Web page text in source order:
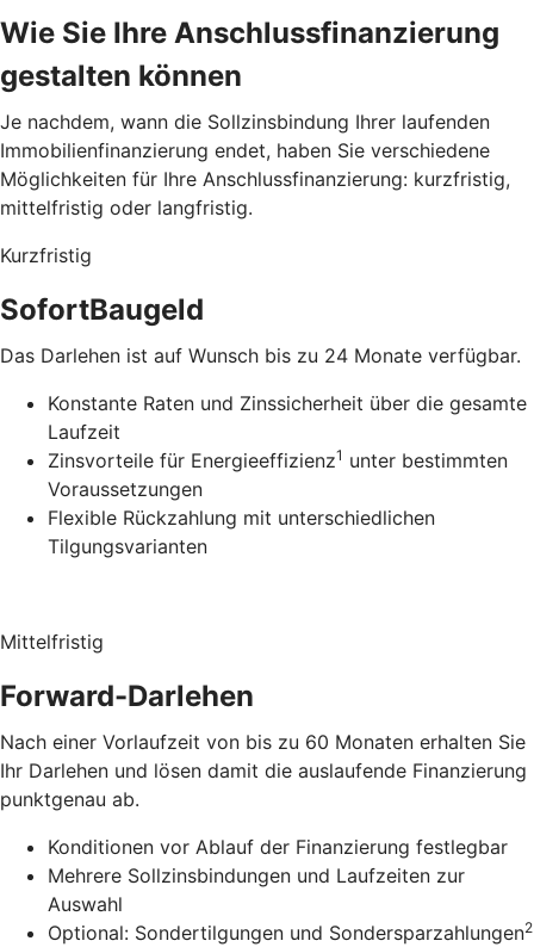
Wie Sie Ihre Anschlussfinanzierung
gestalten können
Je nachdem, wann die Sollzinsbindung Ihrer laufenden
Immobilienfinanzierung endet, haben Sie verschiedene
Möglichkeiten für Ihre Anschlussfinanzierung: kurzfristig,
mittelfristig oder langfristig.
Kurzfristig
SofortBaugeld
Das Darlehen ist auf Wunsch bis zu 24 Monate verfügbar.
Konstante Raten und Zinssicherheit über die gesamte
Laufzeit
Zinsvorteile für Energieeffizienz1 unter bestimmten
Voraussetzungen
Flexible Rückzahlung mit unterschiedlichen
Tilgungsvarianten
Mittelfristig
Forward-Darlehen
Nach einer Vorlaufzeit von bis zu 60 Monaten erhalten Sie
Ihr Darlehen und lösen damit die auslaufende Finanzierung
punktgenau ab.
Konditionen vor Ablauf der Finanzierung festlegbar
Mehrere Sollzinsbindungen und Laufzeiten zur
Auswahl
Optional: Sondertilgungen und Sondersparzahlungen2